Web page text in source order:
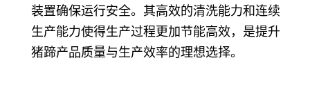
装置确保运行安全。其高效的清洗能力和连续
生产能力使得生产过程更加节能高效，是提升
猪蹄产品质量与生产效率的理想选择。